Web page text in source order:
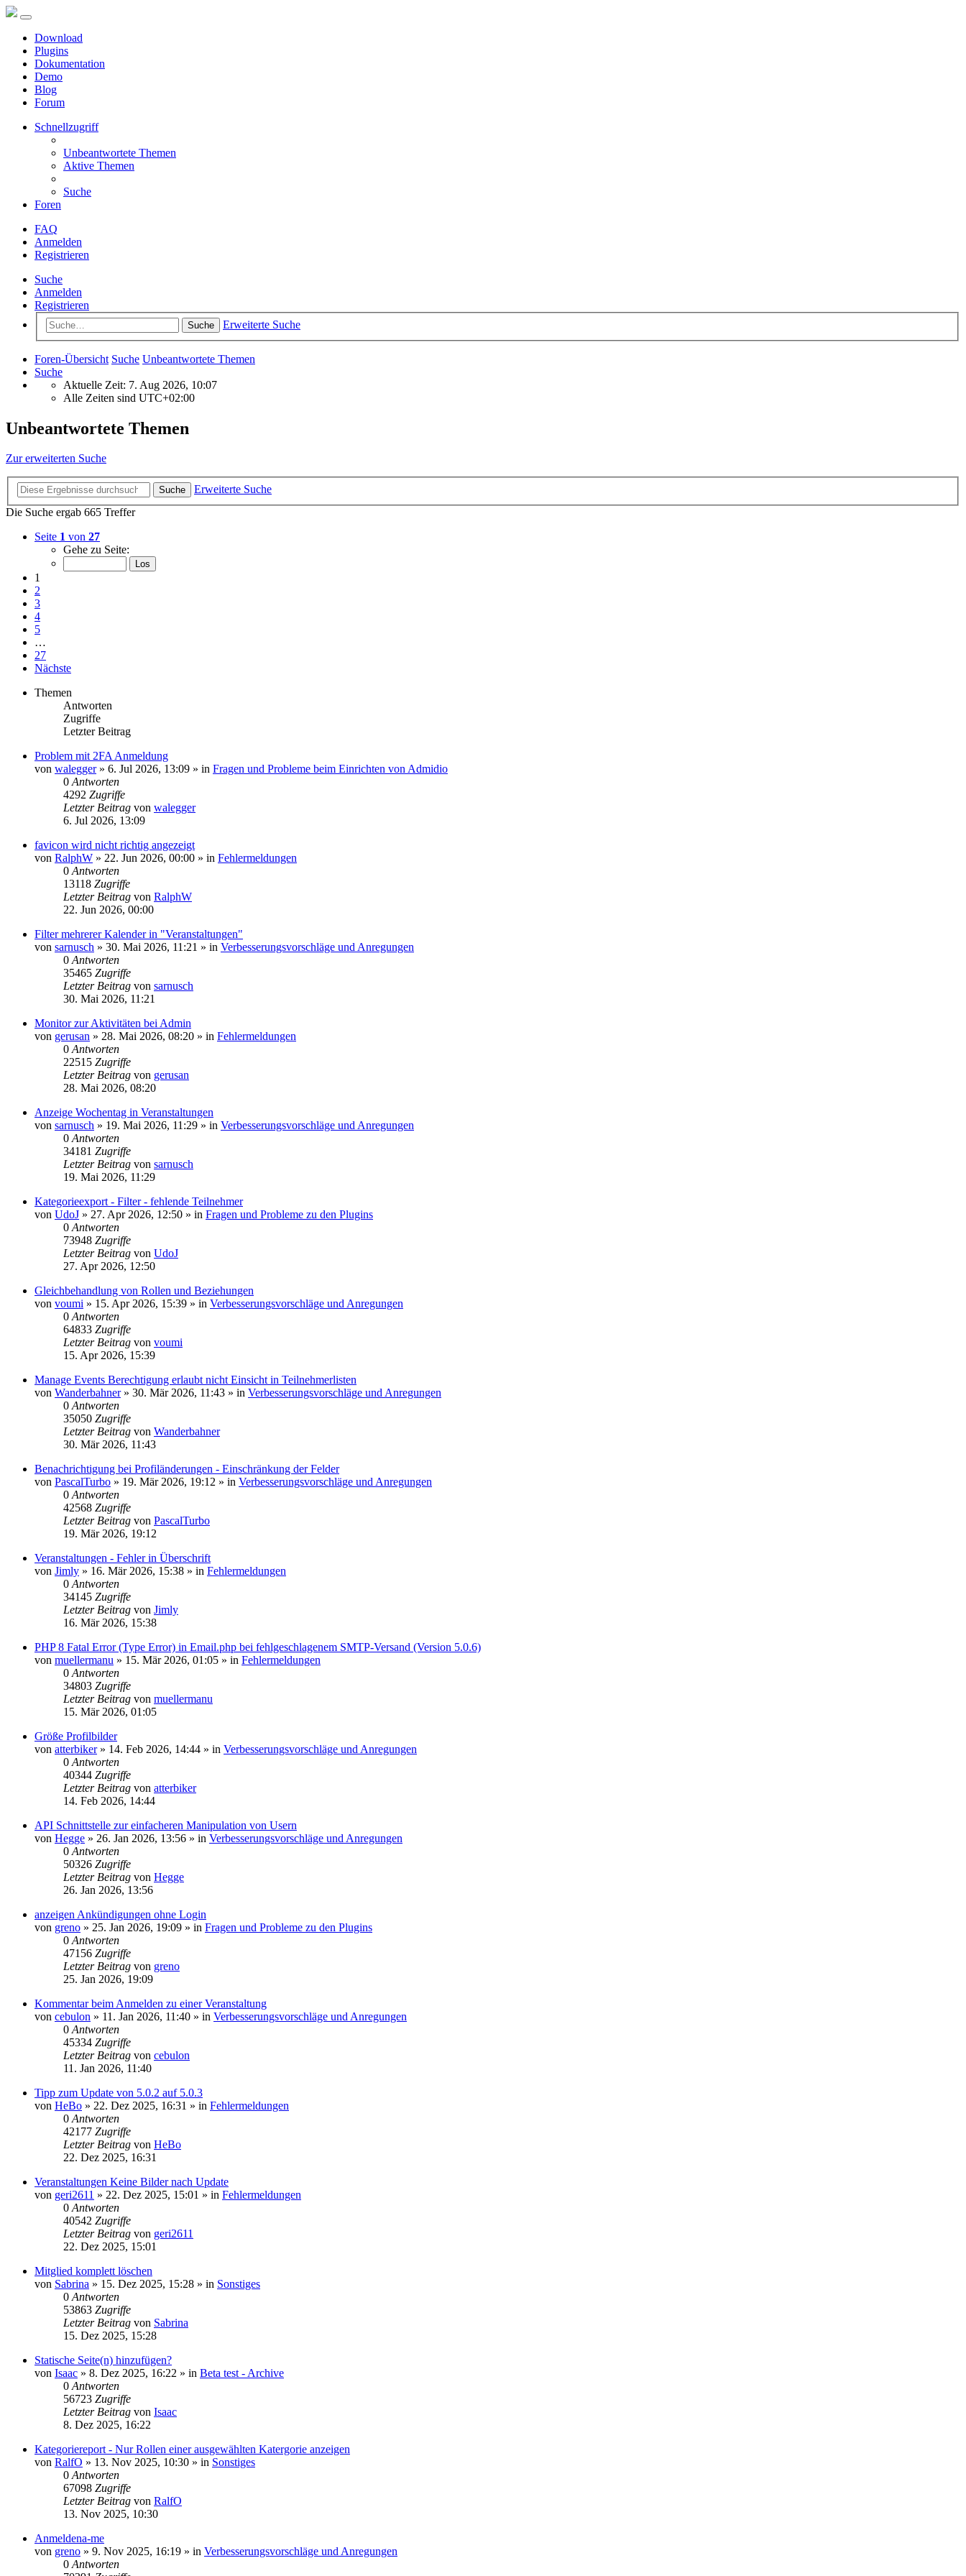
Download
Plugins
Dokumentation
Demo
Blog
Forum
Schnellzugriff
Unbeantwortete Themen
Aktive Themen
Suche
Foren
FAQ
Anmelden
Registrieren
Suche
Anmelden
Registrieren
Suche Erweiterte Suche
Foren-Übersicht Suche Unbeantwortete Themen
Suche
Aktuelle Zeit: 7. Aug 2026, 10:07
Alle Zeiten sind UTC+02:00
Unbeantwortete Themen
Zur erweiterten Suche
Suche
Erweiterte Suche
Die Suche ergab 665 Treffer
Seite 1 von 27
Gehe zu Seite:
1
2
3
4
5
…
27
Nächste
Themen
Antworten
Zugriffe
Letzter Beitrag
Problem mit 2FA Anmeldung
von walegger» 6. Jul 2026, 13:09 » in Fragen und Probleme beim Einrichten von Admidio
0 Antworten
4292 Zugriffe
Letzter Beitrag von walegger
6. Jul 2026, 13:09
favicon wird nicht richtig angezeigt
von RalphW » 22. Jun 2026, 00:00 » in Fehlermeldungen
0 Antworten
13118 Zugriffe
Letzter Beitrag von RalphW
22. Jun 2026, 00:00
Filter mehrerer Kalender in "Veranstaltungen"
von sarnusch » 30. Mai 2026, 11:21 » in Verbesserungsvorschläge und Anregungen
0 Antworten
35465 Zugriffe
Letzter Beitrag von sarnusch
30. Mai 2026, 11:21
Monitor zur Aktivitäten bei Admin
von gerusan » 28. Mai 2026, 08:20 » in Fehlermeldungen
0 Antworten
22515 Zugriffe
Letzter Beitrag von gerusan
28. Mai 2026, 08:20
Anzeige Wochentag in Veranstaltungen
von sarnusch » 19. Mai 2026, 11:29 » in Verbesserungsvorschläge und Anregungen
0 Antworten
34181 Zugriffe
Letzter Beitrag von sarnusch
19. Mai 2026, 11:29
Kategorieexport - Filter - fehlende Teilnehmer
von UdoJ » 27. Apr 2026, 12:50 » in Fragen und Probleme zu den Plugins
0 Antworten
73948 Zugriffe
Letzter Beitrag von UdoJ
27. Apr 2026, 12:50
Gleichbehandlung von Rollen und Beziehungen
von voumi » 15. Apr 2026, 15:39 » in Verbesserungsvorschläge und Anregungen
0 Antworten
64833 Zugriffe
Letzter Beitrag von voumi
15. Apr 2026, 15:39
Manage Events Berechtigung erlaubt nicht Einsicht in Teilnehmerlisten
von Wanderbahner» 30. Mär 2026, 11:43 » in Verbesserungsvorschläge und Anregungen
0 Antworten
35050 Zugriffe
Letzter Beitrag von Wanderbahner
30. Mär 2026, 11:43
Benachrichtigung bei Profiländerungen - Einschränkung der Felder
von PascalTurbo » 19. Mär 2026, 19:12 » in Verbesserungsvorschläge und Anregungen
0 Antworten
42568 Zugriffe
Letzter Beitrag von PascalTurbo
19. Mär 2026, 19:12
Veranstaltungen - Fehler in Überschrift
von Jimly » 16. Mär 2026, 15:38 » in Fehlermeldungen
0 Antworten
34145 Zugriffe
Letzter Beitrag von Jimly
16. Mär 2026, 15:38
PHP 8 Fatal Error (Type Error) in Email.php bei fehlgeschlagenem SMTP-Versand (Version 5.0.6)
von muellermanu » 15. Mär 2026, 01:05 » in Fehlermeldungen
0 Antworten
34803 Zugriffe
Letzter Beitrag von muellermanu
15. Mär 2026, 01:05
Größe Profilbilder
von atterbiker» 14. Feb 2026, 14:44 » in Verbesserungsvorschläge und Anregungen
0 Antworten
40344 Zugriffe
Letzter Beitrag von atterbiker
14. Feb 2026, 14:44
API Schnittstelle zur einfacheren Manipulation von Usern
von Hegge » 26. Jan 2026, 13:56 » in Verbesserungsvorschläge und Anregungen
0 Antworten
50326 Zugriffe
Letzter Beitrag von Hegge
26. Jan 2026, 13:56
anzeigen Ankündigungen ohne Login
von greno » 25. Jan 2026, 19:09 » in Fragen und Probleme zu den Plugins
0 Antworten
47156 Zugriffe
Letzter Beitrag von greno
25. Jan 2026, 19:09
Kommentar beim Anmelden zu einer Veranstaltung
von cebulon » 11. Jan 2026, 11:40 » in Verbesserungsvorschläge und Anregungen
0 Antworten
45334 Zugriffe
Letzter Beitrag von cebulon
11. Jan 2026, 11:40
Tipp zum Update von 5.0.2 auf 5.0.3
von HeBo » 22. Dez 2025, 16:31 » in Fehlermeldungen
0 Antworten
42177 Zugriffe
Letzter Beitrag von HeBo
22. Dez 2025, 16:31
Veranstaltungen Keine Bilder nach Update
von geri2611 » 22. Dez 2025, 15:01 » in Fehlermeldungen
0 Antworten
40542 Zugriffe
Letzter Beitrag von geri2611
22. Dez 2025, 15:01
Mitglied komplett löschen
von Sabrina » 15. Dez 2025, 15:28 » in Sonstiges
0 Antworten
53863 Zugriffe
Letzter Beitrag von Sabrina
15. Dez 2025, 15:28
Statische Seite(n) hinzufügen?
von Isaac » 8. Dez 2025, 16:22 » in Beta test - Archive
0 Antworten
56723 Zugriffe
Letzter Beitrag von Isaac
8. Dez 2025, 16:22
Kategoriereport - Nur Rollen einer ausgewählten Katergorie anzeigen
von RalfO » 13. Nov 2025, 10:30 » in Sonstiges
0 Antworten
67098 Zugriffe
Letzter Beitrag von RalfO
13. Nov 2025, 10:30
Anmeldena-me
von greno » 9. Nov 2025, 16:19 » in Verbesserungsvorschläge und Anregungen
0 Antworten